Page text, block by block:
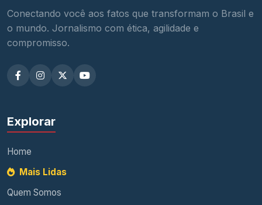
Conectando você aos fatos que transformam o Brasil e
o mundo. Jornalismo com ética, agilidade e
compromisso.
Explorar
Home
Mais Lidas
Quem Somos